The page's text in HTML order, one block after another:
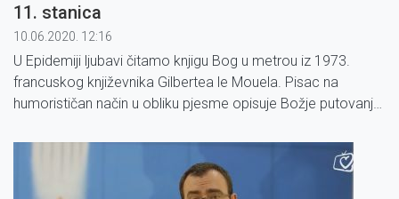
11. stanica
10.06.2020. 12:16
U Epidemiji ljubavi čitamo knjigu Bog u metrou iz 1973.
francuskog književnika Gilbertea le Mouela. Pisac na
humorističan način u obliku pjesme opisuje Božje putovanje